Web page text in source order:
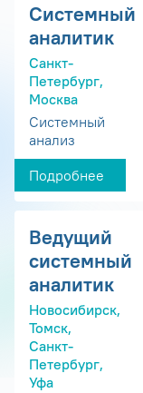
Системный
аналитик
Санкт-
Петербург,
Москва
Системный
анализ
Подробнее
Ведущий
системный
аналитик
Новосибирск,
Томск,
Санкт-
Петербург,
Уфа